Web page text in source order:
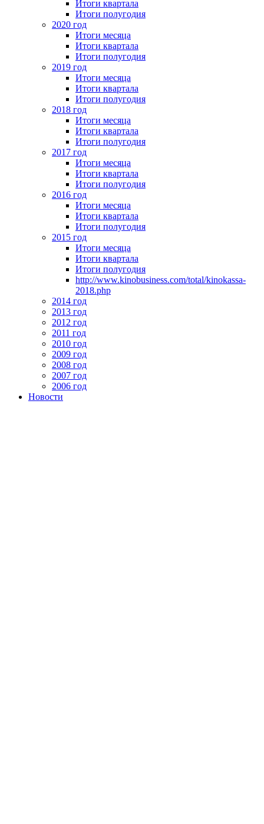
Итоги квартала
Итоги полугодия
2020 год
Итоги месяца
Итоги квартала
Итоги полугодия
2019 год
Итоги месяца
Итоги квартала
Итоги полугодия
2018 год
Итоги месяца
Итоги квартала
Итоги полугодия
2017 год
Итоги месяца
Итоги квартала
Итоги полугодия
2016 год
Итоги месяца
Итоги квартала
Итоги полугодия
2015 год
Итоги месяца
Итоги квартала
Итоги полугодия
http://www.kinobusiness.com/total/kinokassa-
2018.php
2014 год
2013 год
2012 год
2011 год
2010 год
2009 год
2008 год
2007 год
2006 год
Новости